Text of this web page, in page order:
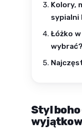
Kolory,
sypialni
Łóżko
wybrać?
Styl